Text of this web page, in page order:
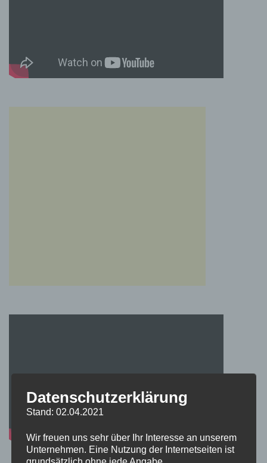
Datenschutzerklärung
Stand: 02.04.2021
Wir freuen uns sehr über Ihr Interesse an unserem
Unternehmen. Eine Nutzung der Internetseiten ist
grundsätzlich ohne jede Angabe